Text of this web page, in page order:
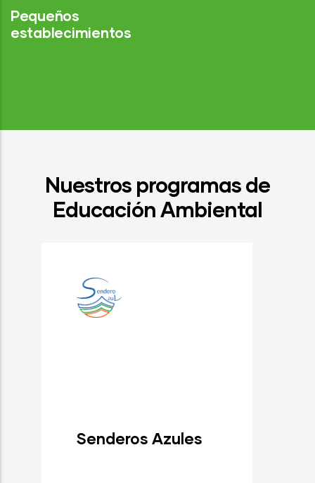
Pequeños
establecimientos
Nuestros programas de
Educación Ambiental
Senderos Azules